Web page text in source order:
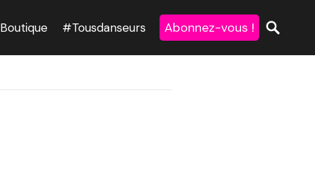
Boutique #Tousdanseurs Abonnez-vous !